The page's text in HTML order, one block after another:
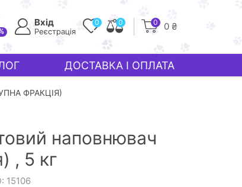
Вхід
Реєстрація
0 0 0 0 ₴
ДОСТАВКА І ОПЛАТА
ФРАКЦІЯ)
наповнювач
, 5 кг
15106